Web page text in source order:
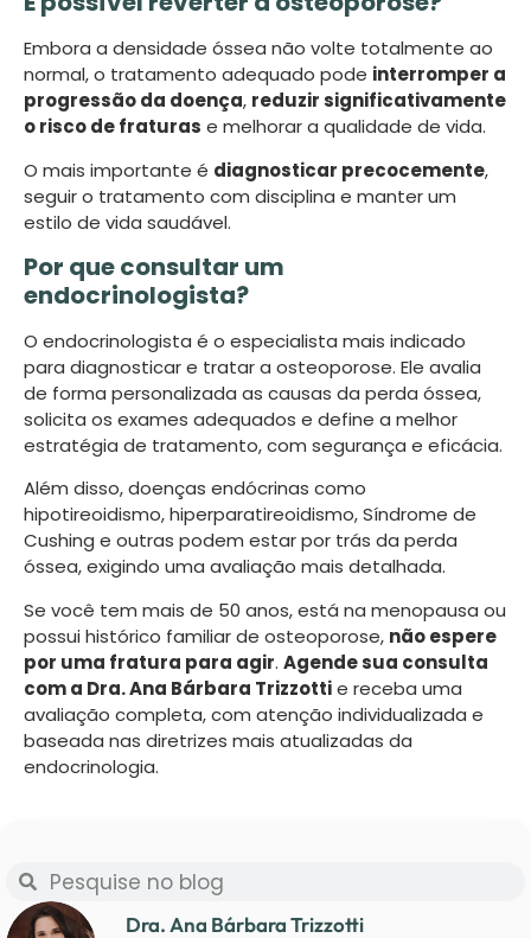
Embora a densidade óssea não volte totalmente ao
normal, o tratamento adequado pode interromper a
progressão da doença, reduzir significativamente
o risco de fraturas e melhorar a qualidade de vida.
O mais importante é diagnosticar precocemente,
seguir o tratamento com disciplina e manter um
estilo de vida saudável.
Por que consultar um
endocrinologista?
O endocrinologista é o especialista mais indicado
para diagnosticar e tratar a osteoporose. Ele avalia
de forma personalizada as causas da perda óssea,
solicita os exames adequados e define a melhor
estratégia de tratamento, com segurança e eficácia.
Além disso, doenças endócrinas como
hipotireoidismo, hiperparatireoidismo, Síndrome de
Cushing e outras podem estar por trás da perda
óssea, exigindo uma avaliação mais detalhada.
Se você tem mais de 50 anos, está na menopausa ou
possui histórico familiar de osteoporose, não espere
por uma fratura para agir. Agende sua consulta
com a Dra. Ana Bárbara Trizzottie receba uma
avaliação completa, com atenção individualizada e
baseada nas diretrizes mais atualizadas da
endocrinologia.
Dra. Ana Bárbara Trizzotti